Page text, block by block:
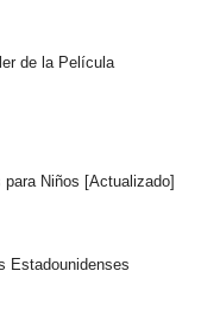
de la Película
Niños [Actualizado]
Estadounidenses